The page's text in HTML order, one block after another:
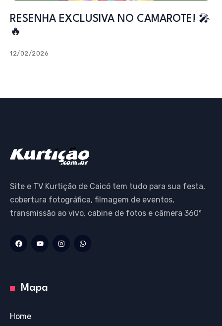
RESENHA EXCLUSIVA NO CAMAROTE! 🎤
🔥
12/02/2026
Site e TV Kurtição de Caicó tem tudo para sua festa,
cobertura fotográfica, filmagem de eventos,
transmissão ao vivo, cabine de fotos e câmera 360º
Mapa
Home